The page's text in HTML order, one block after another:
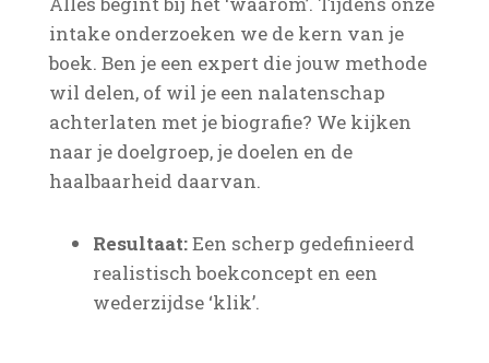
intake onderzoeken we de kern van je
boek. Ben je een expert die jouw methode
wil delen, of wil je een nalatenschap
achterlaten met je biografie? We kijken
naar je doelgroep, je doelen en de
haalbaarheid daarvan.
Resultaat:Een scherp gedefinieerd
realistisch boekconcept en een
wederzijdse ‘klik’.